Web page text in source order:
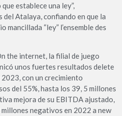
establece una ley”,
Atalaya, confiando en que la
mancillada “ley” l’ensemble des
the internet, la filial de juego
unos fuertes resultados delete
con un crecimiento
del 55%, hasta los 39, 5 millones
mejora de su EBITDA ajustado,
negativos en 2022 a new